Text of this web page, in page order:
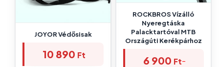
JOYOR Védősisak
10 890 Ft
ROCKBROS Vízálló
Nyeregtáska
Palacktartóval MTB
Országúti Kerékpárhoz
6 900 Ft–